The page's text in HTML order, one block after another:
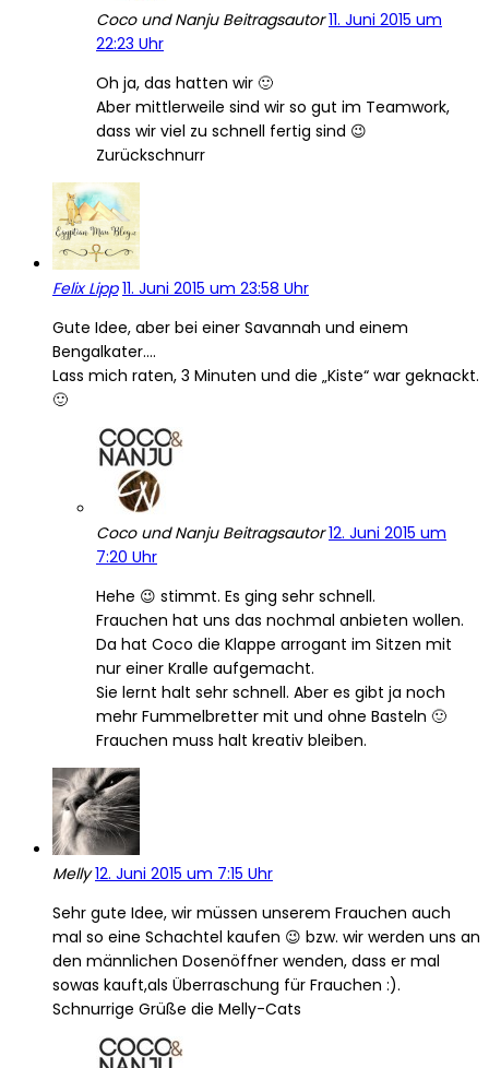
Coco und Nanju Beitragsautor 11. Juni 2015 um
22:23 Uhr
Oh ja, das hatten wir 🙂
Aber mittlerweile sind wir so gut im Teamwork,
dass wir viel zu schnell fertig sind 😉
Zurückschnurr
Felix Lipp 11. Juni 2015 um 23:58 Uhr
Gute Idee, aber bei einer Savannah und einem
Bengalkater….
Lass mich raten, 3 Minuten und die „Kiste“ war geknackt.
🙂
Coco und Nanju Beitragsautor 12. Juni 2015 um
7:20 Uhr
Hehe 😉 stimmt. Es ging sehr schnell.
Frauchen hat uns das nochmal anbieten wollen.
Da hat Coco die Klappe arrogant im Sitzen mit
nur einer Kralle aufgemacht.
Sie lernt halt sehr schnell. Aber es gibt ja noch
mehr Fummelbretter mit und ohne Basteln 🙂
Frauchen muss halt kreativ bleiben.
Melly12. Juni 2015 um 7:15 Uhr
Sehr gute Idee, wir müssen unserem Frauchen auch
mal so eine Schachtel kaufen 😉 bzw. wir werden uns an
den männlichen Dosenöffner wenden, dass er mal
sowas kauft,als Überraschung für Frauchen :).
Schnurrige Grüße die Melly-Cats